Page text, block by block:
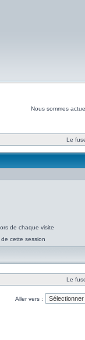
Nous sommes
Le
de chaque visite
cette session
Le
Aller vers :